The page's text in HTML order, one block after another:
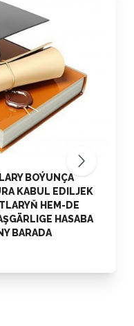
BOÝUNÇA
KABUL EDILJEK
HEM-DE
HASABA
BARADA